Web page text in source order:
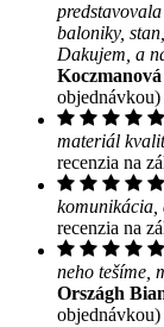
baloniky,
Dakujem, a
Koczmanová
objednávkou)
materiál
recenzia na
komunikácia,
recenzia na
neho tešíme,
Országh
objednávkou)